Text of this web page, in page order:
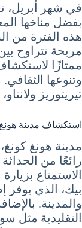
في شهر أبريل،
بفضل مناخها
هذه الفترة من
ممتازًا
وتنوعها
تيريتوريز
استكشاف مدينة
مدينة هونغ
رائعًا من
الاستمتاع
بيك، الذي يوفر
والمدينة.
التقليدية